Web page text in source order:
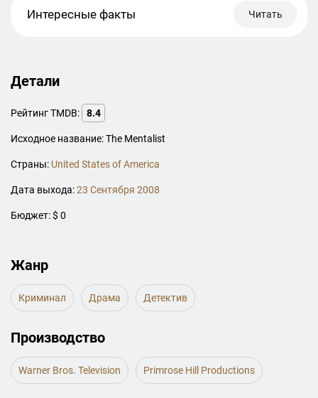
Интересные факты Читать
Детали
Рейтинг TMDB: 8.4
Исходное название: The Mentalist
Страны: United States of America
Дата выхода:23 Сентября 2008
Бюджет: $ 0
Жанр
Криминал Драма Детектив
Производство
Warner Bros. Television Primrose Hill Productions